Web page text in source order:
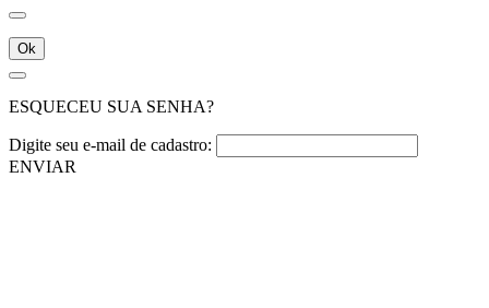
Ok
ESQUECEU SUA SENHA?
Digite seu e-mail de cadastro:
ENVIAR